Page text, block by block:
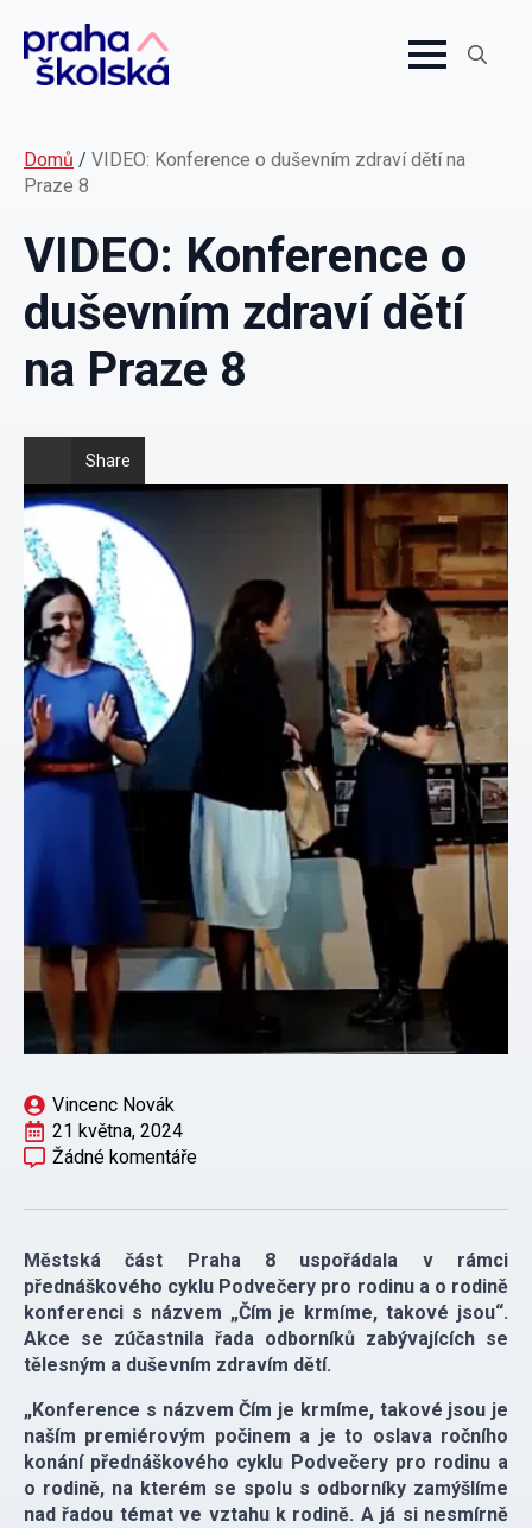
Domů / VIDEO: Konference o duševním zdraví dětí na
Praze 8
VIDEO: Konference o
duševním zdraví dětí
na Praze 8
Share
Vincenc Novák
21 května, 2024
Žádné komentáře
Městská část Praha 8 uspořádala v rámci
přednáškového cyklu Podvečery pro rodinu a o rodině
konferenci s názvem „Čím je krmíme, takové jsou“.
Akce se zúčastnila řada odborníků zabývajících se
tělesným a duševním zdravím dětí.
„Konference s názvem Čím je krmíme, takové jsou je
naším premiérovým počinem a je to oslava ročního
konání přednáškového cyklu Podvečery pro rodinu a
o rodině, na kterém se spolu s odborníky zamýšlíme
nad řadou témat ve vztahu k rodině. A já si nesmírně